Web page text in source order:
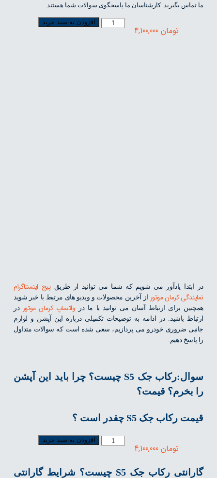
ما تماس بگیرید. کارشناسان ما پاسخگوی سوالات شما هستند.
تومان 4,100,000
افزودن به سبد خرید
در ابتدا یادآور می شویم که شما می توانید از طریقپیج اینستاگرام
نمایندگی کرمان موتور از آخرین محصولات و ویدیو های مرتبط با خبر شوید
همچنین برای ارتباط آسان می توانید با ما در واتساپ کرمان موتور در
ارتباط باشید. در ادامه به توضیحات تکمیلی درباره این آپشن و لوازم
جانبی ضروری خودرو می پردازیم، سعی شده است که سوالات متداول
را پاسخ دهیم:
سوال:رکاب جک S5 چیست؟ چرا باید این آپشن
را بخرم؟ قیمت؟
قیمت رکاب جک S5 چقدر است ؟
تومان 4,100,000
افزودن به سبد خرید
گارانتی رکاب جک S5 چیست؟ شرایط گارانتی